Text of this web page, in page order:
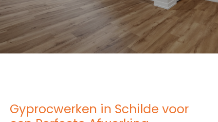
Gyprocwerken in Schilde voor